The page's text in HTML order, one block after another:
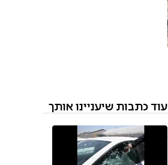
עוד כתבות שיעניינו אותך